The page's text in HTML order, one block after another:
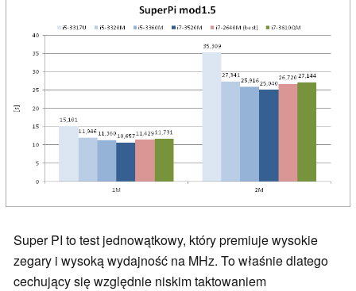
Super PI to test jednowątkowy, który premiuje wysokie
zegary i wysoką wydajność na MHz. To właśnie dlatego
cechujący się względnie niskim taktowaniem